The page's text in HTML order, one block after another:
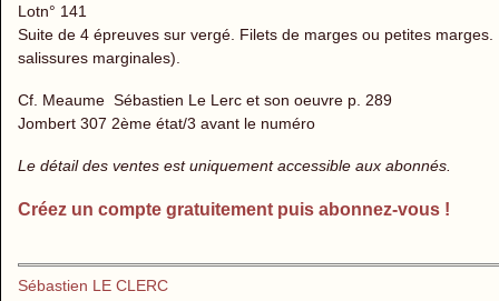
Lotn° 141
Suite de 4 épreuves sur vergé. Filets de marges ou petites
salissures marginales).
Cf. Meaume Sébastien Le Lerc et son oeuvre p. 289
Jombert 307 2ème état/3 avant le numéro
Le détail des ventes est uniquement accessible aux abonnés.
Créez un compte gratuitement puis abonnez-vous !
Sébastien LE CLERC